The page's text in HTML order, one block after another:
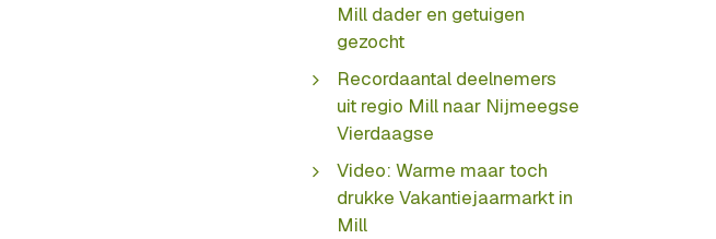
Mill dader en getuigen
gezocht
Recordaantal deelnemers
uit regio Mill naar Nijmeegse
Vierdaagse
Video: Warme maar toch
drukke Vakantiejaarmarkt in
Mill